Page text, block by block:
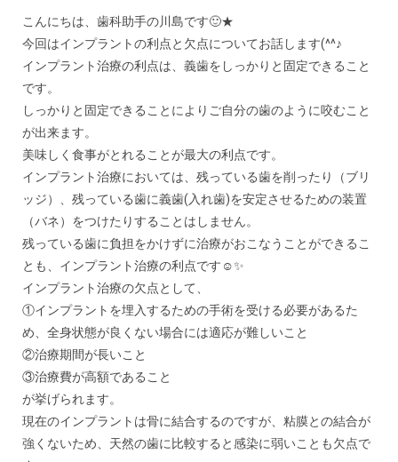
こんにちは、歯科助手の川島です🙂★
今回はインプラントの利点と欠点についてお話します(^^♪
インプラント治療の利点は、義歯をしっかりと固定できること
です。
しっかりと固定できることによりご自分の歯のように咬むこと
が出来ます。
美味しく食事がとれることが最大の利点です。
インプラント治療においては、残っている歯を削ったり（ブリ
ッジ）、残っている歯に義歯(入れ歯)を安定させるための装置
（バネ）をつけたりすることはしません。
残っている歯に負担をかけずに治療がおこなうことができるこ
とも、インプラント治療の利点です☺✨
インプラント治療の欠点として、
①インプラントを埋入するための手術を受ける必要があるた
め、全身状態が良くない場合には適応が難しいこと
②治療期間が長いこと
③治療費が高額であること
が挙げられます。
現在のインプラントは骨に結合するのですが、粘膜との結合が
強くないため、天然の歯に比較すると感染に弱いことも欠点で